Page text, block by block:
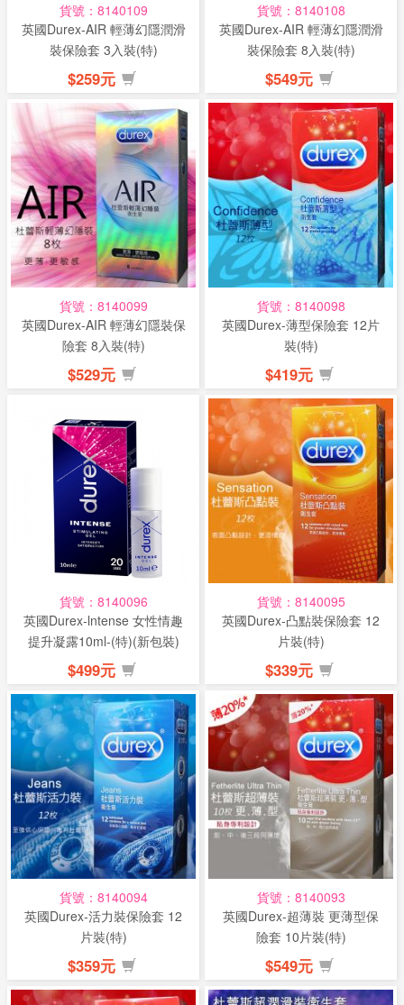
貨號：8140109
英國Durex-AIR 輕薄幻隱潤滑
裝保險套 3入裝(特)
$259元
貨號：8140108
英國Durex-AIR 輕薄幻隱潤滑
裝保險套 8入裝(特)
$549元
貨號：8140099
英國Durex-AIR 輕薄幻隱裝保
險套 8入裝(特)
$529元
貨號：8140098
英國Durex-薄型保險套 12片
裝(特)
$419元
貨號：8140096
英國Durex-lntense 女性情趣
提升凝露10ml-(特)(新包裝)
$499元
貨號：8140095
英國Durex-凸點裝保險套 12
片裝(特)
$339元
貨號：8140094
英國Durex-活力裝保險套 12
片裝(特)
$359元
貨號：8140093
英國Durex-超薄裝 更薄型保
險套 10片裝(特)
$549元